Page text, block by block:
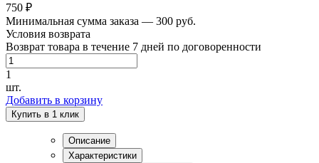
750 ₽
Минимальная сумма заказа — 300 руб.
Условия возврата
Возврат товара в течение 7 дней по договоренности
1
шт.
Добавить в корзину
Купить в 1 клик
Описание
Характеристики